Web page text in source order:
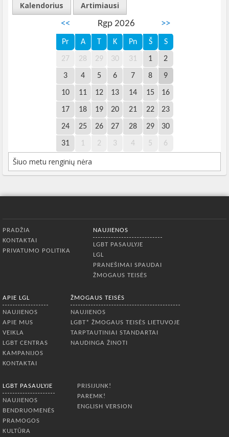
Kalendorius
Artimiausi
<<
Rgp 2026 >>
Pr A T K Pn Š S
27 28 29 30 31 1 2
3 4 5 6 7 8 9
10 11 12 13 14 15 16
17 18 19 20 21 22 23
24 25 26 27 28 29 30
31 1 2 3 4 5 6
Šiuo metu renginių nėra
PRADŽIA
KONTAKTAI
PRIVATUMO POLITIKA
NAUJIENOS
LGBT PASAULYJE
LGL
PRANEŠIMAI SPAUDAI
ŽMOGAUS TEISĖS
APIE LGL
NAUJIENOS
APIE MUS
VEIKLA
LGBT CENTRAS
KAMPANIJOS
KONTAKTAI
ŽMOGAUS TEISĖS
NAUJIENOS
LGBT* ŽMOGAUS TEISĖS LIETUVOJE
TARPTAUTINIAI STANDARTAI
NAUDINGA ŽINOTI
LGBT PASAULYJE
NAUJIENOS
BENDRUOMENĖS
PRAMOGOS
KULTŪRA
PRISIJUNK!
PAREMK!
ENGLISH VERSION